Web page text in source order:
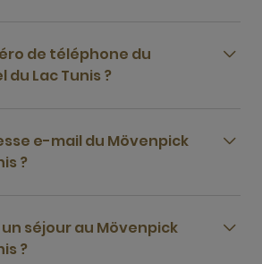
de téléphone du
du Lac Tunis ?
e-mail du Mövenpick
?
séjour au Mövenpick
?